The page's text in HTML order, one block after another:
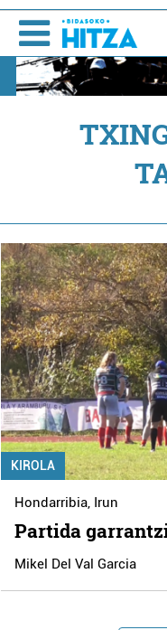
KIROLA
Hondarribia Irun
Partida
Mikel Del Val Garcia